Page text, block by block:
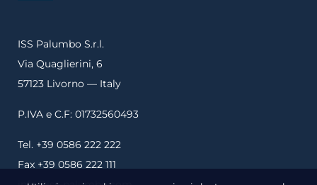
ISS Palumbo S.r.l.
Via Quaglierini, 6
57123 Livorno — Italy
P.IVA e C.F: 01732560493
Tel. +39 0586 222 222
Fax +39 0586 222 111